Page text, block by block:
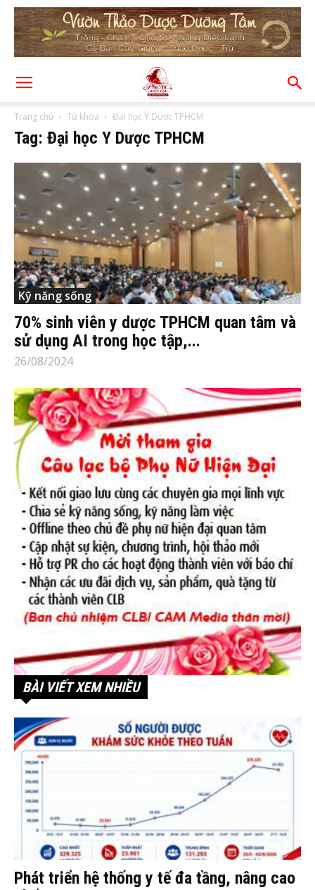
Trang chủ Từ khóa Đại học Y Dược TPHCM
Tag: Đại học Y Dược TPHCM
Kỹ năng sống
70% sinh viên y dược TPHCM quan tâm và
sử dụng AI trong học tập,...
26/08/2024
BÀI VIẾT XEM NHIỀU
Phát triển hệ thống y tế đa tầng, nâng cao